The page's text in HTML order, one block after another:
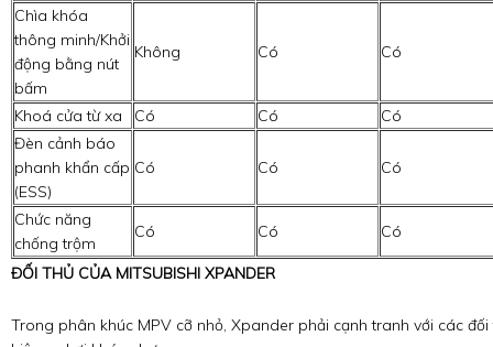
Chìa khóa
thông minh/Khởi
động bằng nút
bấm
Không Có Có
Khoá cửa từ xa Có Có
Có
Đèn cảnh báo
phanh khẩn cấp
(ESS)
Có Có Có
Chức năng
chống trộm
Có Có Có
ĐỐI THỦ CỦA MITSUBISHI XPANDER
Trong phân khúc MPV cỡ nhỏ, Xpander phải cạnh tranh với các